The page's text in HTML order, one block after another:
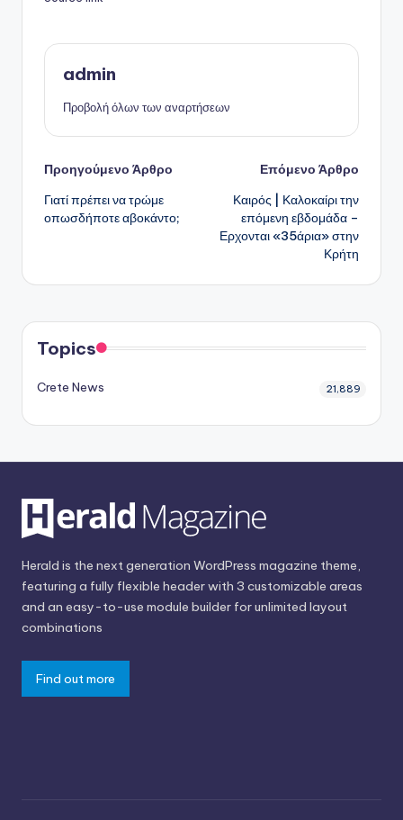
admin
Προβολή όλων των αναρτήσεων
Πλοήγηση
δημοσιεύσεων
Προηγούμενο Άρθρο
Γιατί πρέπει να τρώμε
οπωσδήποτε αβοκάντο;
Επόμενο Άρθρο
Καιρός | Καλοκαίρι την
επόμενη εβδομάδα –
Ερχονται «35άρια» στην
Κρήτη
Topics
Crete News 21,889
Herald is the next generation WordPress magazine theme,
featuring a fully flexible header with 3 customizable areas
and an easy-to-use module builder for unlimited layout
combinations
Find out more